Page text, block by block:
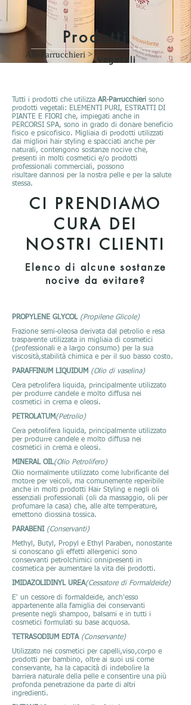
Vegetali
AR-Parrucchieri >
Prodotti
Tutti i prodotti che utilizza AR-Parrucchieri sono
prodotti vegetali: ELEMENTI PURI, ESTRATTI DI
PIANTE E FIORI che, impiegati anche in
PERCORSI SPA, sono in grado di donare beneficio
fisico e psicofisico. Migliaia di prodotti utilizzati
dai migliori hair styling e spacciati anche per
naturali, contengono sostanze nocive che,
presenti in molti cosmetici e/o prodotti
professionali commerciali, possono
risultare dannosi per la nostra pelle e per la salute
stessa.
CI PRENDIAMO
CURA DEI
NOSTRI CLIENTI
Elenco di alcune sostanze
nocive da evitare?
PROPYLENE GLYCOL (Propilene Glicole)
Frazione semi-oleosa derivata dal petrolio e resa
trasparente utilizzata in migliaia di cosmetici
(professionali e a largo consumo) per la sua
viscosità,stabilità chimica e per il suo basso costo.
PARAFFINUM LIQUIDUM (Olio di vaselina)
Cera petrolifera liquida, principalmente utilizzato
per produrre candele e molto diffusa nei
cosmetici in crema e oleosi.
PETROLATUM(Petrolio)
Cera petrolifera liquida, principalmente utilizzato
per produrre candele e molto diffusa nei
cosmetici in crema e oleosi.
MINERAL OIL(Olio Petrolifero)
Olio normalmente utilizzato come lubrificante del
motore per veicoli, ma comunemente reperibile
anche in molti prodotti Hair Styling e negl i oli
essenziali professionali (oli da massaggio, oli per
profumare la casa) che, alle alte temperature,
emettono diossina tossica.
PARABENI (Conservanti)
Methyl, Butyl, Propyl e Ethyl Paraben, nonostante
si conoscano gli effetti allergenici sono
conservanti petrolchimici onnipresenti in
cosmetica per aumentare la vita dei prodotti.
IMIDAZOLIDINYL UREA(Cessatore di Formaldeide)
E' un cessore di formaldeide, anch'esso
appartenente alla famiglia dei conservanti
presente negli shampoo, balsami e in tutti i
cosmetici formulati su base acquosa.
TETRASODIUM EDTA (Conservante)
Utilizzato nei cosmetici per capelli,viso,corpo e
prodotti per bambino, oltre ai suoi usi come
conservante, ha la capacità di indebolire la
barriera naturale della pelle e consentire una più
profonda penetrazione da parte di altri
ingredienti.